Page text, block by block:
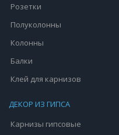
Розетки
Полуколонны
Колонны
Балки
Клей для карнизов
ДЕКОР ИЗ ГИПСА
Карнизы гипсовые